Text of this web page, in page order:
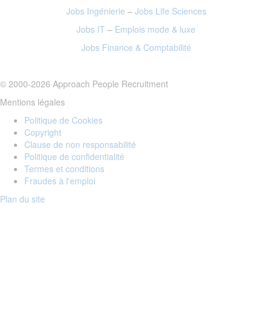
Jobs Ingénierie – Jobs Life Sciences
Jobs IT – Emplois mode & luxe
Jobs Finance & Comptabilité
© 2000-2026 Approach People Recruitment
Mentions légales
Politique de Cookies
Copyright
Clause de non responsabilité
Politique de confidentialité
Termes et conditions
Fraudes à l'emploi
Plan du site